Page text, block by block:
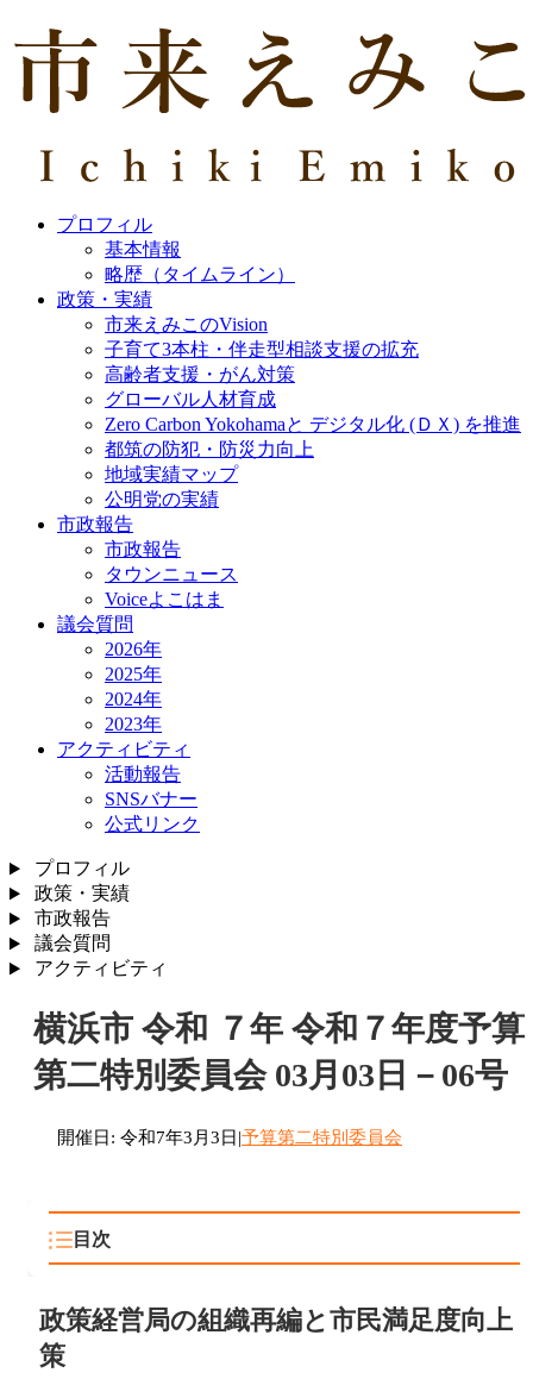
プロフィル
基本情報
略歴（タイムライン）
政策・実績
市来えみこのVision
子育て3本柱・伴走型相談支援の拡充
高齢者支援・がん対策
グローバル人材育成
Zero Carbon Yokohamaと デジタル化 (ＤＸ) を推進
都筑の防犯・防災力向上
地域実績マップ
公明党の実績
市政報告
市政報告
タウンニュース
Voiceよこはま
議会質問
2026年
2025年
2024年
2023年
アクティビティ
活動報告
SNSバナー
公式リンク
プロフィル
政策・実績
市政報告
議会質問
アクティビティ
横浜市 令和 ７年 令和７年度予算
第二特別委員会 03月03日－06号
開催日: 令和7年3月3日 |予算第二特別委員会
政策経営局の組織再編と市民満足度向上
策
目次